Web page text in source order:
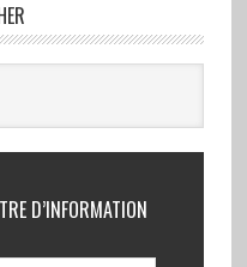
D’INFORMATION